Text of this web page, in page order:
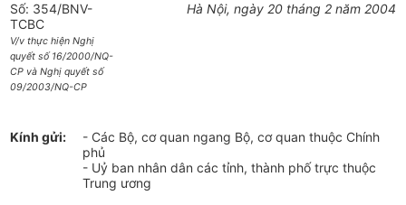
Số: 354/BNV-
TCBC
V/v thực hiện Nghị
quyết số 16/2000/NQ-
CP và Nghị quyết số
09/2003/NQ-CP
Hà Nội, ngày 20 tháng 2 năm 2004
Kính gửi:
- Các Bộ, cơ quan ngang Bộ, cơ quan thuộc Chính
phủ
- Uỷ ban nhân dân các tỉnh, thành phố trực thuộc
Trung ương